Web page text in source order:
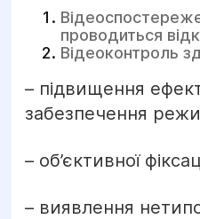
проводиться
Відеоконтроль
– підвищення
забезпечення
– об’єктивної
– виявлення